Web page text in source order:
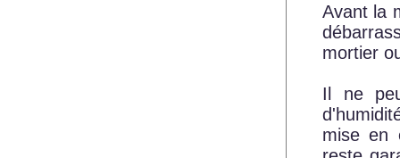
Avant la
mortier
Il ne
mise en